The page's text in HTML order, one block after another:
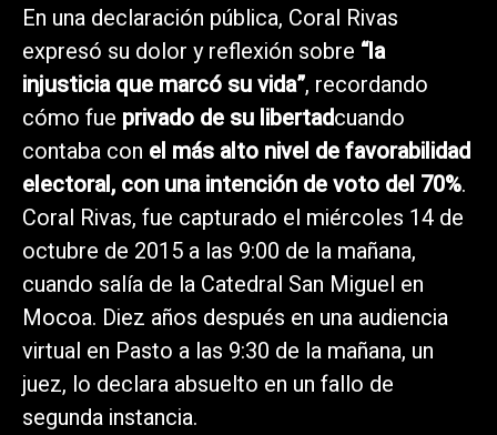
En una declaración pública, Coral Rivas
expresó su dolor y reflexión sobre “la
injusticia que marcó su vida”, recordando
cómo fue privado de su libertadcuando
contaba con el más alto nivel de favorabilidad
electoral, con una intención de voto del 70%.
Coral Rivas, fue capturado el miércoles 14 de
octubre de 2015 a las 9:00 de la mañana,
cuando salía de la Catedral San Miguel en
Mocoa. Diez años después en una audiencia
virtual en Pasto a las 9:30 de la mañana, un
juez, lo declara absuelto en un fallo de
segunda instancia.